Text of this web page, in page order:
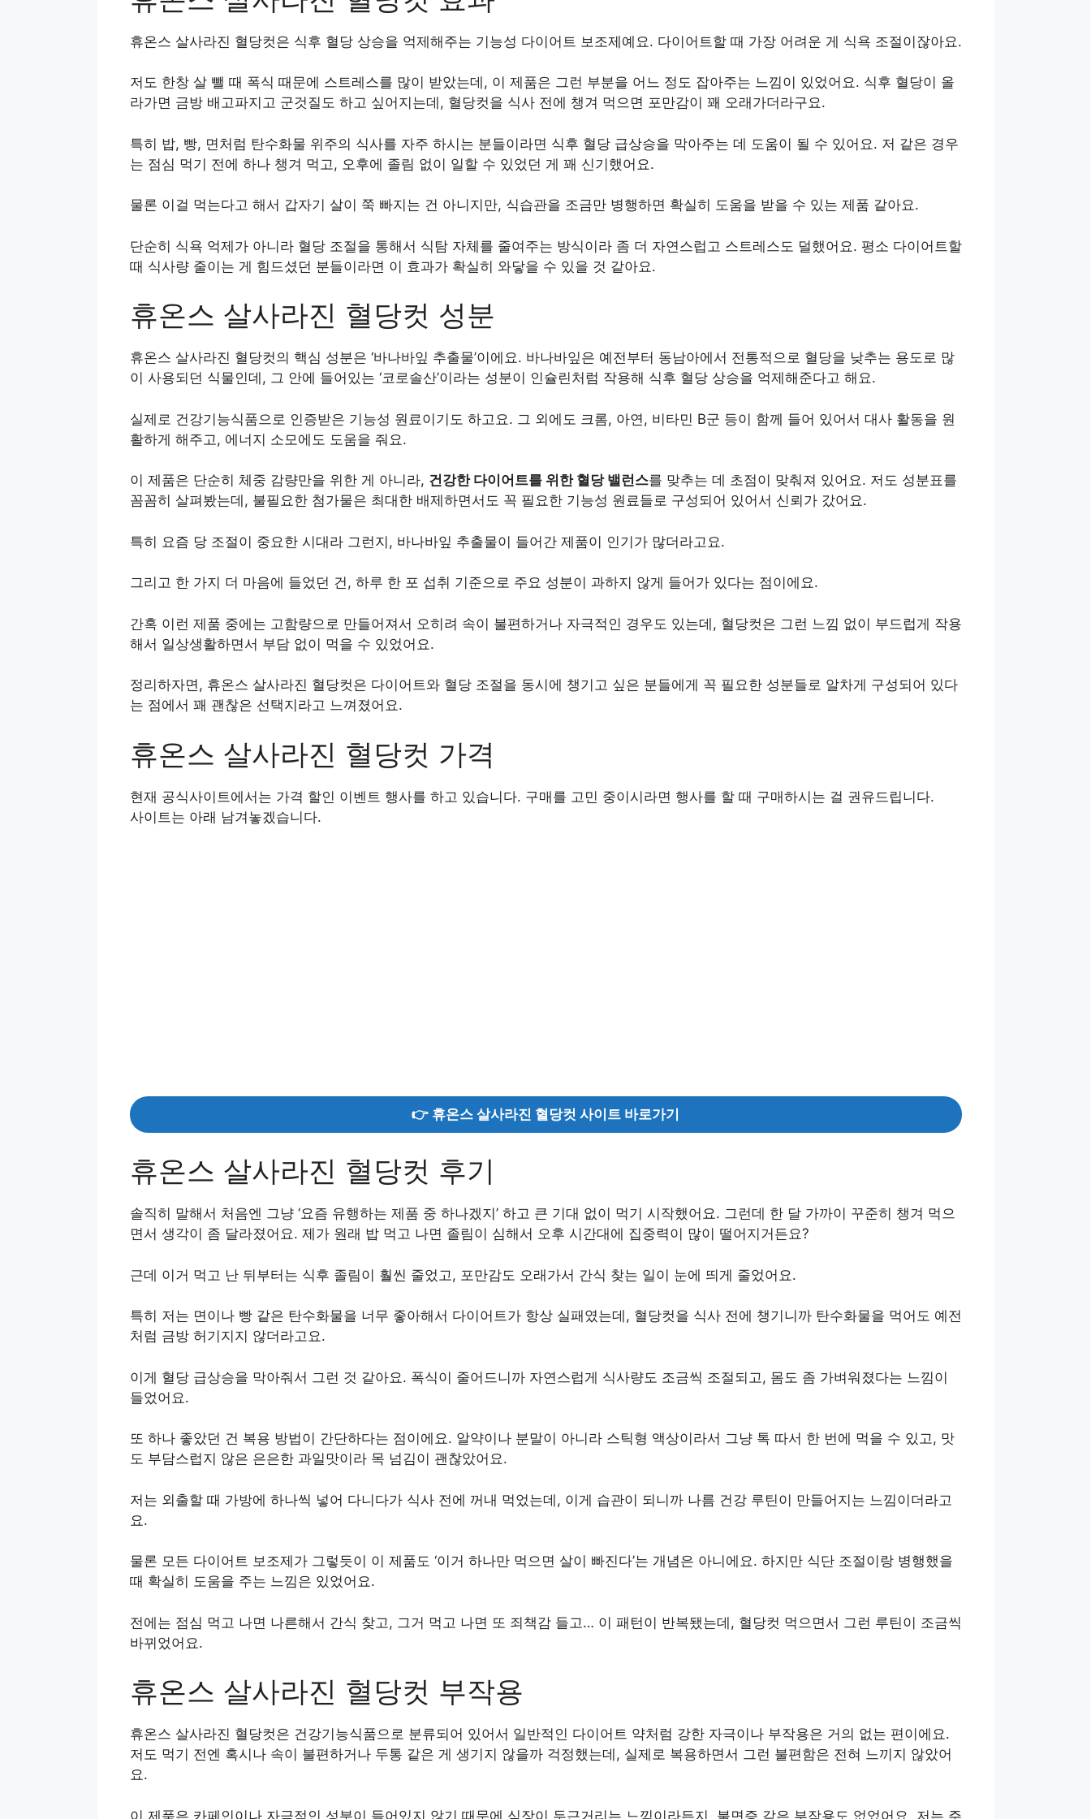
휴온스 살사라진 혈당컷은 식후 혈당 상승을 억제해주는 기능성 다이어트 보조제예요. 다이어트할 때 가장 어려운 게 식욕 조절이잖아요.
저도 한창 살 뺄 때 폭식 때문에 스트레스를 많이 받았는데, 이 제품은 그런 부분을 어느 정도 잡아주는 느낌이 있었어요. 식후 혈당이 올
라가면 금방 배고파지고 군것질도 하고 싶어지는데, 혈당컷을 식사 전에 챙겨 먹으면 포만감이 꽤 오래가더라구요.
특히 밥, 빵, 면처럼 탄수화물 위주의 식사를 자주 하시는 분들이라면 식후 혈당 급상승을 막아주는 데 도움이 될 수 있어요. 저 같은 경우
는 점심 먹기 전에 하나 챙겨 먹고, 오후에 졸림 없이 일할 수 있었던 게 꽤 신기했어요.
물론 이걸 먹는다고 해서 갑자기 살이 쭉 빠지는 건 아니지만, 식습관을 조금만 병행하면 확실히 도움을 받을 수 있는 제품 같아요.
단순히 식욕 억제가 아니라 혈당 조절을 통해서 식탐 자체를 줄여주는 방식이라 좀 더 자연스럽고 스트레스도 덜했어요. 평소 다이어트할
때 식사량 줄이는 게 힘드셨던 분들이라면 이 효과가 확실히 와닿을 수 있을 것 같아요.
휴온스 살사라진 혈당컷 성분
휴온스 살사라진 혈당컷의 핵심 성분은 ‘바나바잎 추출물’이에요. 바나바잎은 예전부터 동남아에서 전통적으로 혈당을 낮추는 용도로 많
이 사용되던 식물인데, 그 안에 들어있는 ‘코로솔산’이라는 성분이 인슐린처럼 작용해 식후 혈당 상승을 억제해준다고 해요.
실제로 건강기능식품으로 인증받은 기능성 원료이기도 하고요. 그 외에도 크롬, 아연, 비타민 B군 등이 함께 들어 있어서 대사 활동을 원
활하게 해주고, 에너지 소모에도 도움을 줘요.
이 제품은 단순히 체중 감량만을 위한 게 아니라, 건강한 다이어트를 위한 혈당 밸런스를 맞추는 데 초점이 맞춰져 있어요. 저도 성분표를
꼼꼼히 살펴봤는데, 불필요한 첨가물은 최대한 배제하면서도 꼭 필요한 기능성 원료들로 구성되어 있어서 신뢰가 갔어요.
특히 요즘 당 조절이 중요한 시대라 그런지, 바나바잎 추출물이 들어간 제품이 인기가 많더라고요.
그리고 한 가지 더 마음에 들었던 건, 하루 한 포 섭취 기준으로 주요 성분이 과하지 않게 들어가 있다는 점이에요.
간혹 이런 제품 중에는 고함량으로 만들어져서 오히려 속이 불편하거나 자극적인 경우도 있는데, 혈당컷은 그런 느낌 없이 부드럽게 작용
해서 일상생활하면서 부담 없이 먹을 수 있었어요.
정리하자면, 휴온스 살사라진 혈당컷은 다이어트와 혈당 조절을 동시에 챙기고 싶은 분들에게 꼭 필요한 성분들로 알차게 구성되어 있다
는 점에서 꽤 괜찮은 선택지라고 느껴졌어요.
휴온스 살사라진 혈당컷 가격
현재 공식사이트에서는 가격 할인 이벤트 행사를 하고 있습니다. 구매를 고민 중이시라면 행사를 할 때 구매하시는 걸 권유드립니다.
사이트는 아래 남겨놓겠습니다.
👉 휴온스 살사라진 혈당컷 사이트 바로가기
휴온스 살사라진 혈당컷 후기
솔직히 말해서 처음엔 그냥 ‘요즘 유행하는 제품 중 하나겠지’ 하고 큰 기대 없이 먹기 시작했어요. 그런데 한 달 가까이 꾸준히 챙겨 먹으
면서 생각이 좀 달라졌어요. 제가 원래 밥 먹고 나면 졸림이 심해서 오후 시간대에 집중력이 많이 떨어지거든요?
근데 이거 먹고 난 뒤부터는 식후 졸림이 훨씬 줄었고, 포만감도 오래가서 간식 찾는 일이 눈에 띄게 줄었어요.
특히 저는 면이나 빵 같은 탄수화물을 너무 좋아해서 다이어트가 항상 실패였는데, 혈당컷을 식사 전에 챙기니까 탄수화물을 먹어도 예전
처럼 금방 허기지지 않더라고요.
이게 혈당 급상승을 막아줘서 그런 것 같아요. 폭식이 줄어드니까 자연스럽게 식사량도 조금씩 조절되고, 몸도 좀 가벼워졌다는 느낌이
들었어요.
또 하나 좋았던 건 복용 방법이 간단하다는 점이에요. 알약이나 분말이 아니라 스틱형 액상이라서 그냥 톡 따서 한 번에 먹을 수 있고, 맛
도 부담스럽지 않은 은은한 과일맛이라 목 넘김이 괜찮았어요.
저는 외출할 때 가방에 하나씩 넣어 다니다가 식사 전에 꺼내 먹었는데, 이게 습관이 되니까 나름 건강 루틴이 만들어지는 느낌이더라고
요.
물론 모든 다이어트 보조제가 그렇듯이 이 제품도 ‘이거 하나만 먹으면 살이 빠진다’는 개념은 아니에요. 하지만 식단 조절이랑 병행했을
때 확실히 도움을 주는 느낌은 있었어요.
전에는 점심 먹고 나면 나른해서 간식 찾고, 그거 먹고 나면 또 죄책감 들고… 이 패턴이 반복됐는데, 혈당컷 먹으면서 그런 루틴이 조금씩
바뀌었어요.
휴온스 살사라진 혈당컷 부작용
휴온스 살사라진 혈당컷은 건강기능식품으로 분류되어 있어서 일반적인 다이어트 약처럼 강한 자극이나 부작용은 거의 없는 편이에요.
저도 먹기 전엔 혹시나 속이 불편하거나 두통 같은 게 생기지 않을까 걱정했는데, 실제로 복용하면서 그런 불편함은 전혀 느끼지 않았어
요.
이 제품은 카페인이나 자극적인 성분이 들어있지 않기 때문에 심장이 두근거리는 느낌이라든지, 불면증 같은 부작용도 없었어요. 저는 주